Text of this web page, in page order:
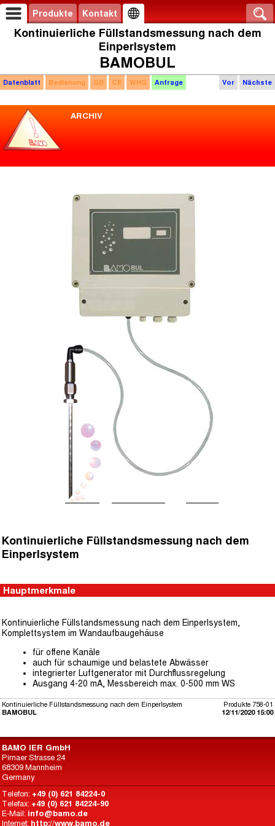
Produkte Kontakt
Kontinuierliche Füllstandsmessung nach dem
Einperlsystem
BAMOBUL
Vor Nächste
Datenblatt Bedienung GB CE WHG Anfrage
ARCHIV
Kontinuierliche Füllstandsmessung nach dem
Einperlsystem
Hauptmerkmale
Kontinuierliche Füllstandsmessung nach dem Einperlsystem,
Komplettsystem im Wandaufbaugehäuse
für offene Kanäle
auch für schaumige und belastete Abwässer
integrierter Luftgenerator mit Durchflussregelung
Ausgang 4-20 mA, Messbereich max. 0-500 mm WS
Produkte 758-01
12/11/2020 15:00
Kontinuierliche Füllstandsmessung nach dem Einperlsystem
BAMOBUL
BAMO IER GmbH
Pirnaer Strasse 24
68309 Mannheim
Germany
Telefon: +49 (0) 621 84224-0
Telefax: +49 (0) 621 84224-90
E-Mail: info@bamo.de
Internet: http://www.bamo.de